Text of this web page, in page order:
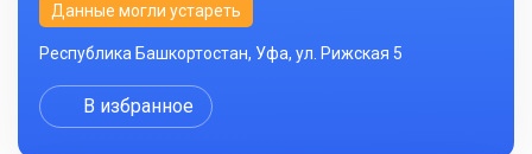
Данные могли устареть
Республика Башкортостан, Уфа, ул. Рижская 5
В избранное